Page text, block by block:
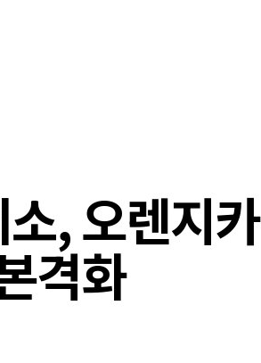
, 오렌지카
격화